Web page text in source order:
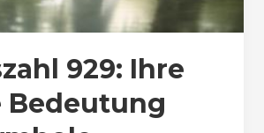
929: Ihre